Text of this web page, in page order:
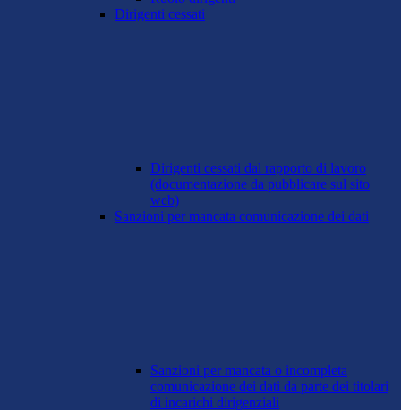
Dirigenti cessati
Dirigenti cessati dal rapporto di lavoro
(documentazione da pubblicare sul sito
web)
Sanzioni per mancata comunicazione dei dati
Sanzioni per mancata o incompleta
comunicazione dei dati da parte dei titolari
di incarichi dirigenziali